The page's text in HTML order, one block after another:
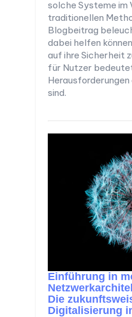
solche Systeme im
traditionellen
Blogbeitrag
dabei helfen
auf ihre Sicherheit
für Nutzer
sind.
Einführung in
Die
Digitalisierung